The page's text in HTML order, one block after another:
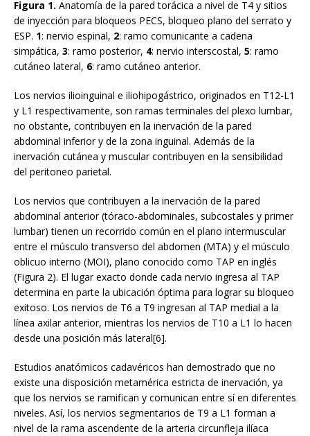
Figura 1. Anatomía de la pared torácica a nivel de T4 y sitios
de inyección para bloqueos PECS, bloqueo plano del serrato y
ESP. 1: nervio espinal, 2: ramo comunicante a cadena
simpática, 3: ramo posterior, 4: nervio interscostal, 5: ramo
cutáneo lateral, 6: ramo cutáneo anterior.
Los nervios ilioinguinal e iliohipogástrico, originados en T12-L1
y L1 respectivamente, son ramas terminales del plexo lumbar,
no obstante, contribuyen en la inervación de la pared
abdominal inferior y de la zona inguinal. Además de la
inervación cutánea y muscular contribuyen en la sensibilidad
del peritoneo parietal.
Los nervios que contribuyen a la inervación de la pared
abdominal anterior (tóraco-abdominales, subcostales y primer
lumbar) tienen un recorrido común en el plano intermuscular
entre el músculo transverso del abdomen (MTA) y el músculo
oblicuo interno (MOI), plano conocido como TAP en inglés
(Figura 2). El lugar exacto donde cada nervio ingresa al TAP
determina en parte la ubicación óptima para lograr su bloqueo
exitoso. Los nervios de T6 a T9 ingresan al TAP medial a la
línea axilar anterior, mientras los nervios de T10 a L1 lo hacen
desde una posición más lateral[6].
Estudios anatómicos cadavéricos han demostrado que no
existe una disposición metamérica estricta de inervación, ya
que los nervios se ramifican y comunican entre sí en diferentes
niveles. Así, los nervios segmentarios de T9 a L1 forman a
nivel de la rama ascendente de la arteria circunfleja ilíaca